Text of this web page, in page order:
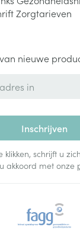
Zorgtarieven
nieuwe
Inschrijven
klikken, schrijft u
akkoord met onze